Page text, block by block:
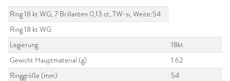
Ring 18 kt WG, 7 Brillanten 0,13 ct, TW-si, Weite:54
Ring 18 kt WG
Legierung
18kt
Gewicht Hauptmaterial (g)
1.62
Ringgröße (mm)
54